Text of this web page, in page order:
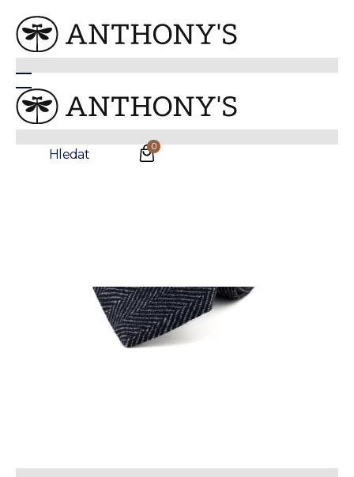
Hledat
0
Tmavě šedá vlněná kravata